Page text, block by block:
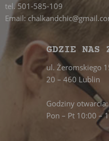
tel. 501-585-109
Email:
GDZIE NAS
ul. Żeromskiego
20 – 460 Lublin
Godziny otwarcia:
Pon – Pt 10:00 –